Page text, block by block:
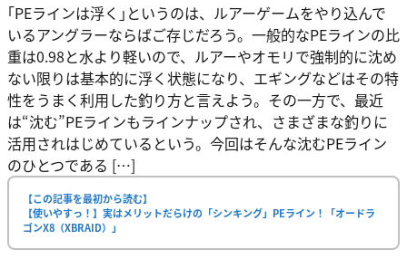
｢PEラインは浮く｣というのは、ルアーゲームをやり込んで
いるアングラーならばご存じだろう。一般的なPEラインの比
重は0.98と水より軽いので、ルアーやオモリで強制的に沈め
ない限りは基本的に浮く状態になり、エギングなどはその特
性をうまく利用した釣り方と言えよう。その一方で、最近
は“沈む”PEラインもラインナップされ、さまざまな釣りに
活用されはじめているという。今回はそんな沈むPEライン
のひとつである […]
【この記事を最初から読む】
【使いやすっ！】実はメリットだらけの「シンキング」PEライン！「オードラ
ゴンX8（XBRAID）」